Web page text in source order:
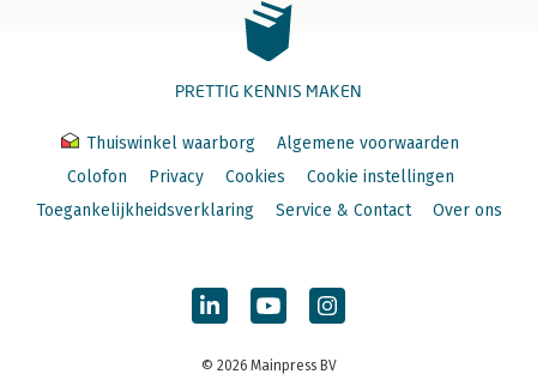
PRETTIG KENNIS MAKEN
Thuiswinkel waarborg
Algemene voorwaarden
Colofon
Privacy Cookies
Cookie instellingen
Toegankelijkheidsverklaring
Service & Contact Over ons
© 2026 Mainpress BV